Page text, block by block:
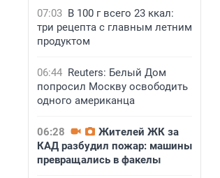
07:03 В 100 г всего 23 ккал:
три рецепта с главным летним
продуктом
06:44 Reuters: Белый Дом
попросил Москву освободить
одного американца
06:28
Жителей ЖК за
КАД разбудил пожар: машины
превращались в факелы